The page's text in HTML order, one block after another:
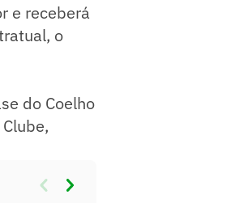
e receberá
o
do Coelho